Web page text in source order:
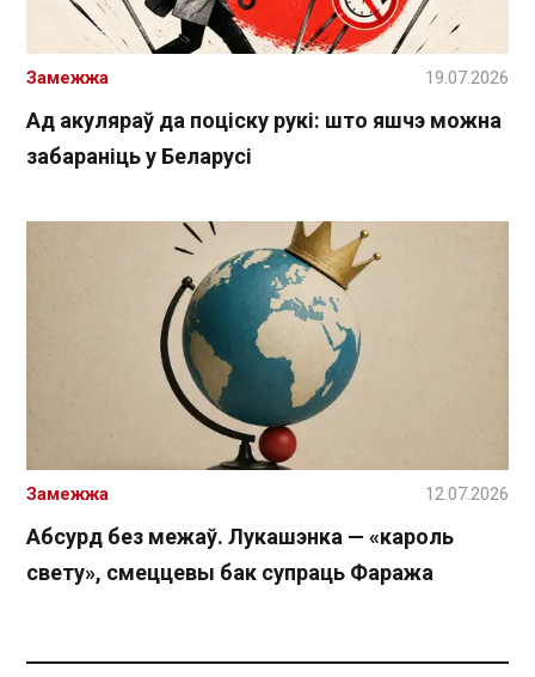
Ад акуляраў да поціску рукі: што яшчэ можна
забараніць у Беларусі
Замежжа 19.07.2026
Абсурд без межаў. Лукашэнка — «кароль
свету», смеццевы бак супраць Фаража
Замежжа 12.07.2026